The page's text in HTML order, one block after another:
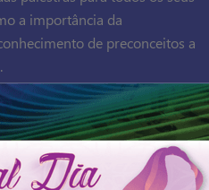
a importância da
de preconceitos a